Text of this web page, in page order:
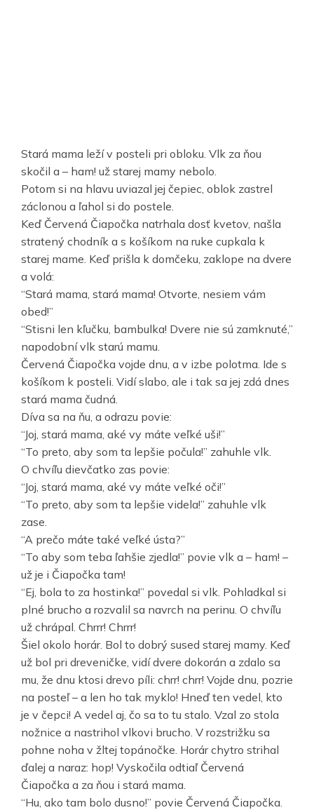
Stará mama leží v posteli pri obloku. Vlk za ňou
skočil a – ham! už starej mamy nebolo.
Potom si na hlavu uviazal jej čepiec, oblok zastrel
záclonou a ľahol si do postele.
Keď Červená Čiapočka natrhala dosť kvetov, našla
stratený chodník a s košíkom na ruke cupkala k
starej mame. Keď prišla k domčeku, zaklope na dvere
a volá:
“Stará mama, stará mama! Otvorte, nesiem vám
obed!”
“Stisni len kľučku, bambulka! Dvere nie sú zamknuté,”
napodobní vlk starú mamu.
Červená Čiapočka vojde dnu, a v izbe polotma. Ide s
košíkom k posteli. Vidí slabo, ale i tak sa jej zdá dnes
stará mama čudná.
Díva sa na ňu, a odrazu povie:
“Joj, stará mama, aké vy máte veľké uši!”
“To preto, aby som ta lepšie počula!” zahuhle vlk.
O chvíľu dievčatko zas povie:
“Joj, stará mama, aké vy máte veľké oči!”
“To preto, aby som ta lepšie videla!” zahuhle vlk
zase.
“A prečo máte také veľké ústa?”
“To aby som teba ľahšie zjedla!” povie vlk a – ham! –
už je i Čiapočka tam!
“Ej, bola to za hostinka!” povedal si vlk. Pohladkal si
plné brucho a rozvalil sa navrch na perinu. O chvíľu
už chrápal. Chrrr! Chrrr!
Šiel okolo horár. Bol to dobrý sused starej mamy. Keď
už bol pri dreveničke, vidí dvere dokorán a zdalo sa
mu, že dnu ktosi drevo píli: chrr! chrr! Vojde dnu, pozrie
na posteľ – a len ho tak myklo! Hneď ten vedel, kto
je v čepci! A vedel aj, čo sa to tu stalo. Vzal zo stola
nožnice a nastrihol vlkovi brucho. V rozstrižku sa
pohne noha v žltej topánočke. Horár chytro strihal
ďalej a naraz: hop! Vyskočila odtiaľ Červená
Čiapočka a za ňou i stará mama.
“Hu, ako tam bolo dusno!” povie Červená Čiapočka.